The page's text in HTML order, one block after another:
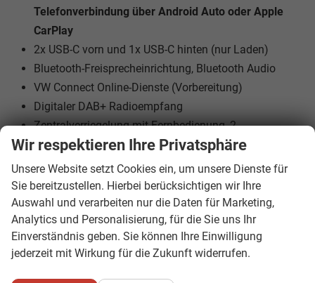
Telefonverbindung über Android Auto oder Apple
CarPlay
2x USB-C vorn und 1x USB-C hinten (nur Laden)
Bluetooth-Freisprecheinrichtung, Bluetooth Audio
VW Connect Online-Dienste (Vorbereitung)
Digitaler DAB+ Radioempfang
Zentralverriegelung mit Fernbedienung, 2
Klappschlüssel
Multifunktions-Lederlenkrad mit Schaltwippen
Elektromechanische Servolenkung mit variabler Kraft
je nach Geschwindigkeit
Lenkrad in Höhe und Länge verstellbar
Elektrische Fensterheber vorn und hinten
Elektrische Außenspiegel, beheizt, asphärisch auf der
Fahrerseite
Wir respektieren Ihre Privatsphäre
Unsere Website setzt Cookies ein, um unsere Dienste für
Sie bereitzustellen. Hierbei berücksichtigen wir Ihre
Auswahl und verarbeiten nur die Daten für Marketing,
Analytics und Personalisierung, für die Sie uns Ihr
Einverständnis geben. Sie können Ihre Einwilligung
jederzeit mit Wirkung für die Zukunft widerrufen.